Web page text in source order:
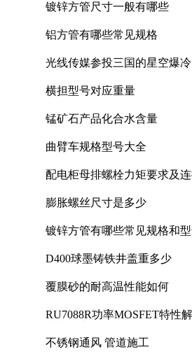
镀锌方管尺寸一般有哪些
铝方管有哪些常见规格
光线传媒参投三国的星空爆冷
横担型号对应重量
锰矿石产品化合水含量
曲臂车规格型号大全
配电柜母排螺栓力矩要求及
膨胀螺丝尺寸是多少
镀锌方管有哪些常见规格和
D400球墨铸铁井盖重多少
覆膜砂的耐高温性能如何
RU7088R功率MOSFET特性
不锈钢通风 管道施工